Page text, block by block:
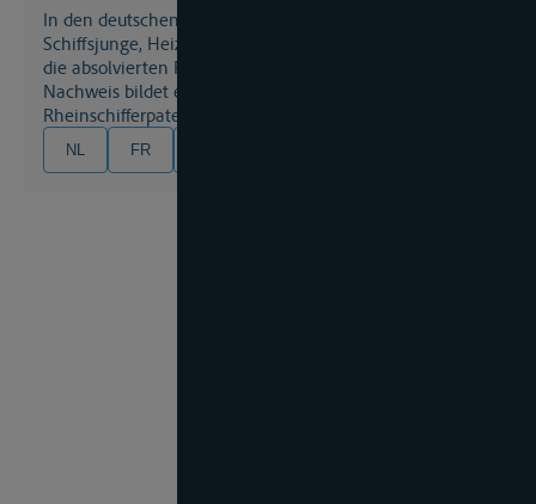
In den deutschen Rheinuferstaaten muß jeder
Schiffsjunge, Heizer, usw. ein Dienstbuch besitzen, in das
die absolvierten Reisen eingetragen werden. Ihr
Nachweis bildet eine Voraussetzung für den Erwerb des
Rheinschifferpatents.
NL FR